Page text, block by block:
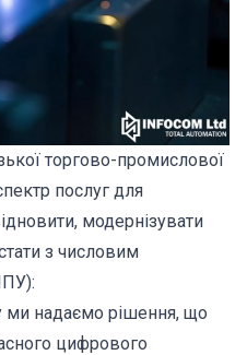
торгово-промислової
послуг для
модернізувати
з числовим
ми надаємо рішення, що
цифрового